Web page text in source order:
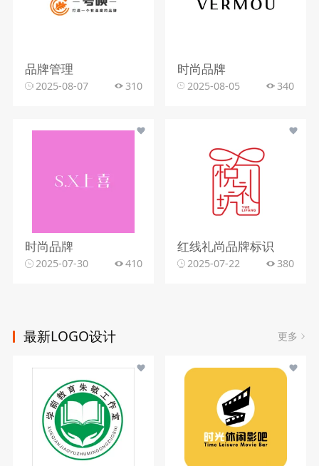
品牌管理
2025-08-07 310
时尚品牌
2025-08-05 340
时尚品牌
2025-07-30 410
红线礼尚品牌标识
2025-07-22 380
最新LOGO设计 更多